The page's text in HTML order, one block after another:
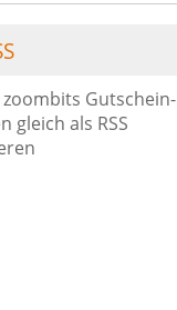
Gutschein-
gleich als RSS